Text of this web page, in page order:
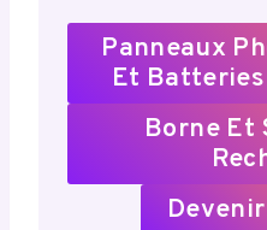
Panneaux
Et
Borne Et